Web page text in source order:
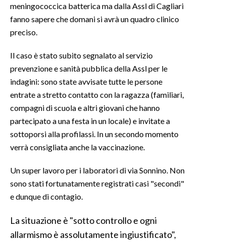
NOTIZIE
EVENTI
3 MINUTI CON
INSULARITÀ
INFO AZIENDE
ABBONATI
ANNUNCI
NECROLOGI
PUBBLICITÀ
SPIAGGE
meningococcica batterica ma dalla Assl di Cagliari
fanno sapere che domani si avrà un quadro clinico
preciso.
Il caso è stato subito segnalato al servizio
prevenzione e sanità pubblica della Assl per le
indagini: sono state avvisate tutte le persone
entrate a stretto contatto con la ragazza (familiari,
compagni di scuola e altri giovani che hanno
partecipato a una festa in un locale) e invitate a
sottoporsi alla profilassi. In un secondo momento
verrà consigliata anche la vaccinazione.
Un super lavoro per i laboratori di via Sonnino. Non
sono stati fortunatamente registrati casi "secondi"
e dunque di contagio.
La situazione è "sotto controllo e ogni
allarmismo è assolutamente ingiustificato",